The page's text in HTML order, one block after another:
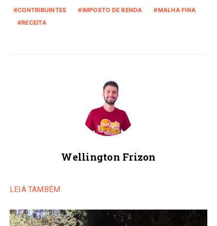
CONTRIBUINTES IMPOSTO DE RENDA
MALHA FINA
RECEITA
Wellington Frizon
LEIA TAMBÉM